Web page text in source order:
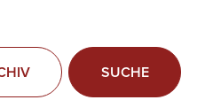
SUCHE